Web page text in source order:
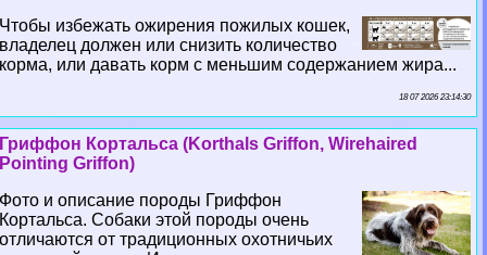
Чтобы избежать ожирения пожилых кошек,
владелец должен или снизить количество
корма, или давать корм с меньшим содержанием жира...
18 07 2026 23:14:30
Гриффон Кортальса (Korthals Griffon, Wirehaired
Pointing Griffon)
Фото и описание породы Гриффон
Кортальса. Собаки этой породы очень
отличаются от традиционных охотничьих